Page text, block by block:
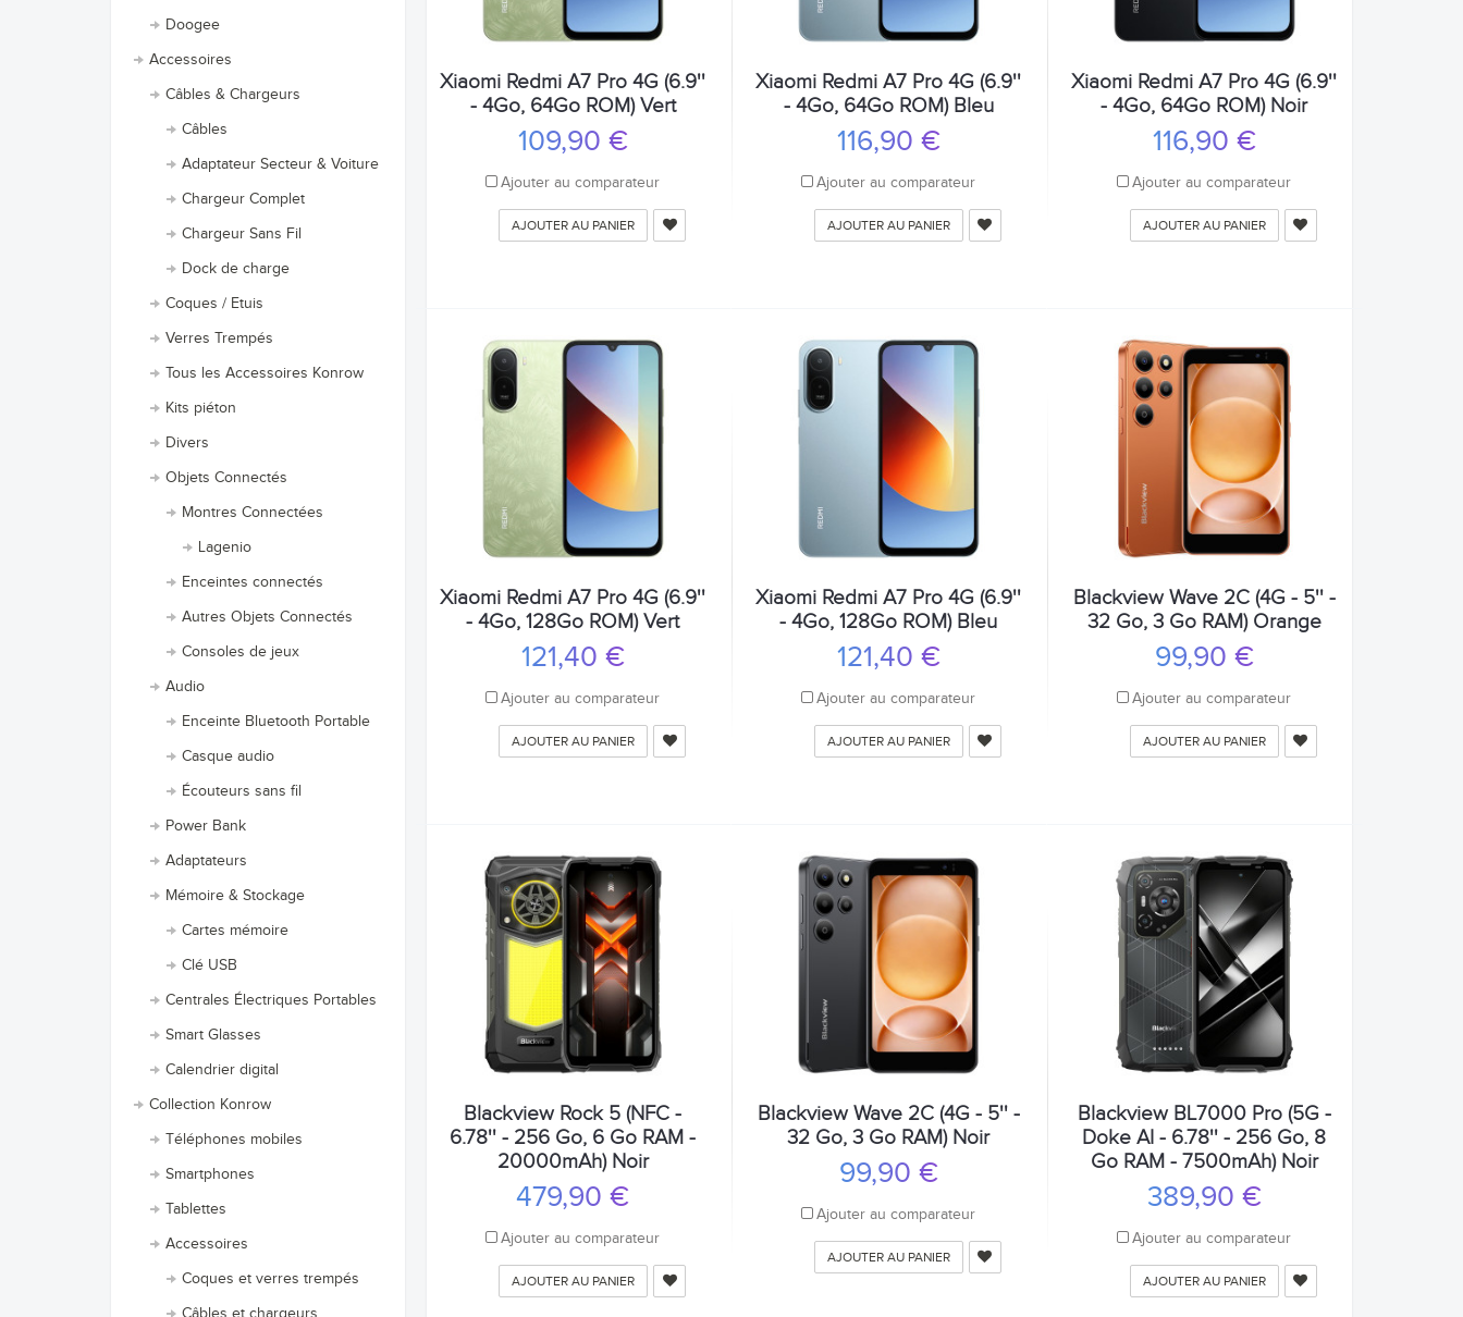
Doogee
Accessoires
Câbles & Chargeurs
Câbles
Adaptateur Secteur & Voiture
Chargeur Complet
Chargeur Sans Fil
Dock de charge
Coques / Etuis
Verres Trempés
Tous les Accessoires Konrow
Kits piéton
Divers
Objets Connectés
Montres Connectées
Lagenio
Enceintes connectés
Autres Objets Connectés
Consoles de jeux
Audio
Enceinte Bluetooth Portable
Casque audio
Écouteurs sans fil
Power Bank
Adaptateurs
Mémoire & Stockage
Cartes mémoire
Clé USB
Centrales Électriques Portables
Smart Glasses
Calendrier digital
Collection Konrow
Téléphones mobiles
Smartphones
Tablettes
Accessoires
Coques et verres trempés
Xiaomi Redmi A7 Pro 4G (6.9''
- 4Go, 64Go ROM) Vert
109,90 €
Ajouter au comparateur
AJOUTER AU PANIER
Xiaomi Redmi A7 Pro 4G (6.9''
- 4Go, 64Go ROM) Bleu
116,90 €
Ajouter au comparateur
AJOUTER AU PANIER
Xiaomi Redmi A7 Pro 4G (6.9''
- 4Go, 64Go ROM) Noir
116,90 €
Ajouter au comparateur
AJOUTER AU PANIER
Xiaomi Redmi A7 Pro 4G (6.9''
- 4Go, 128Go ROM) Vert
121,40 €
Ajouter au comparateur
AJOUTER AU PANIER
Xiaomi Redmi A7 Pro 4G (6.9''
- 4Go, 128Go ROM) Bleu
121,40 €
Ajouter au comparateur
AJOUTER AU PANIER
Blackview Wave 2C (4G - 5'' -
32 Go, 3 Go RAM) Orange
99,90 €
Ajouter au comparateur
AJOUTER AU PANIER
Blackview Rock 5 (NFC -
6.78'' - 256 Go, 6 Go RAM -
20000mAh) Noir
479,90 €
Ajouter au comparateur
AJOUTER AU PANIER
Blackview Wave 2C (4G - 5'' -
32 Go, 3 Go RAM) Noir
99,90 €
Ajouter au comparateur
AJOUTER AU PANIER
Blackview BL7000 Pro (5G -
Doke AI - 6.78'' - 256 Go, 8
Go RAM - 7500mAh) Noir
389,90 €
Ajouter au comparateur
AJOUTER AU PANIER